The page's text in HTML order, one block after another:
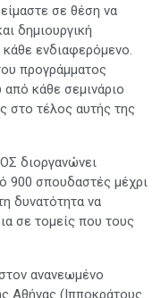
σε θέση να
δημιουργική
ενδιαφερόμενο.
προγράμματος
κάθε σεμινάριο
στο τέλος αυτής της
διοργανώνει
900 σπουδαστές μέχρι
δυνατότητα να
σε τομείς που τους
ανανεωμένο
Αθήνας (Ιπποκράτους